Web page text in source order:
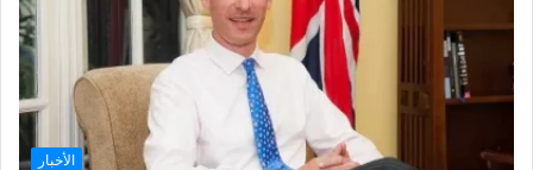
الأخبار